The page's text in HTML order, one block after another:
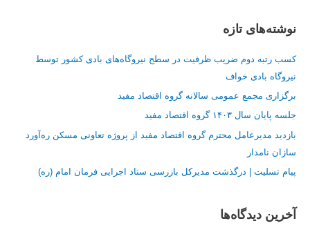
ج
ب
ر
ا
ی
:
نوشته‌های تازه
کسب رتبه دوم ضریب ظرفیت در سطح نیروگاه‌های بادی کشور توسط
نیروگاه بادی خواف
برگزاری مجمع عمومی سالانه گروه اقتصاد مفید
جلسه پایان سال ۱۴۰۳ گروه اقتصاد مفید
بازدید مدیرعامل محترم گروه اقتصاد مفید از پروژه تعاونی مسکن ره‌آورد
سازان نامدار
پیام تسلیت | درگذشت مدیرکل بازرسی ستاد اجرایی فرمان امام (ره)
آخرین دیدگاه‌ها